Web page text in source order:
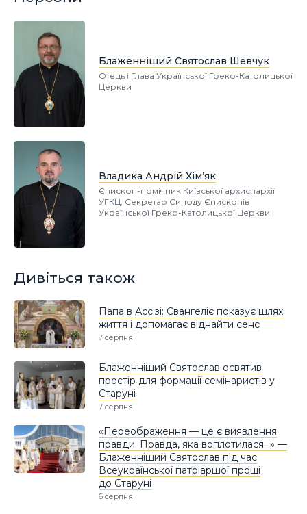
Блаженніший Святослав Шевчук
Отець і Глава Української Греко-Католицької
Церкви
Владика Андрій Хім’як
Єпископ-помічник Київської архиєпархії
УГКЦ, Секретар Синоду Єпископів
Української Греко-Католицької Церкви
Дивіться також
Папа в Ассізі: Євангеліє показує шлях
життя і допомагає віднайти сенс
7 серпня
Блаженніший Святослав освятив
простір для формації семінаристів у
Старуні
7 серпня
«Переображення — це є виявлення
правди. Правда, яка воплотилася…» —
Блаженніший Святослав під час
Всеукраїнської патріаршої прощі
до Старуні
6 серпня